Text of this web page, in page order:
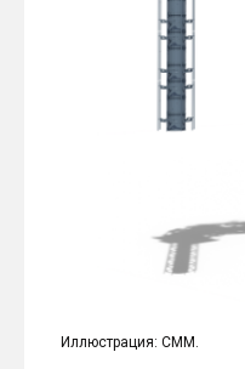
Иллюстрация: СММ.